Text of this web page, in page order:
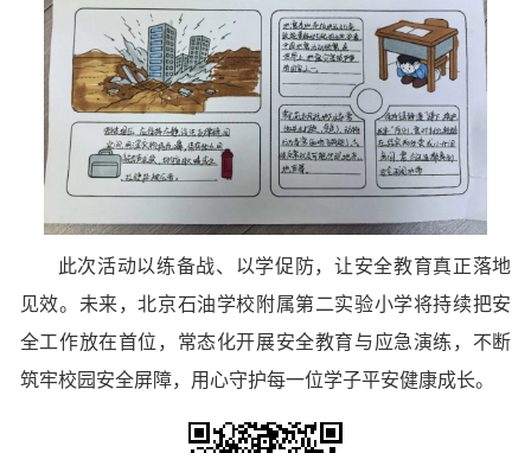
此次活动以练备战、以学促防，让安全教育真正落地
见效。未来，北京石油学校附属第二实验小学将持续把安
全工作放在首位，常态化开展安全教育与应急演练，不断
筑牢校园安全屏障，用心守护每一位学子平安健康成长。